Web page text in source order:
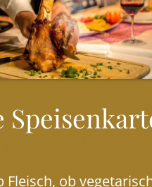
Fleisch, ob